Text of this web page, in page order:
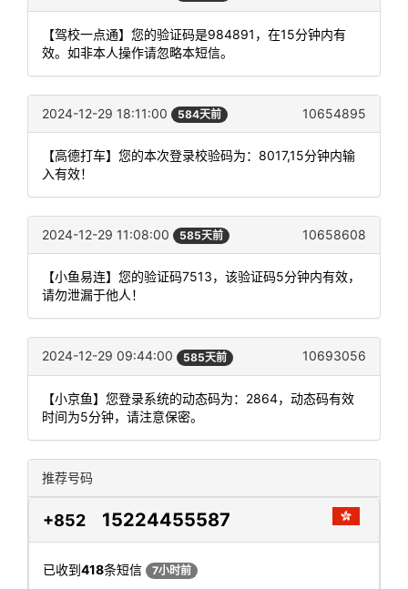
【驾校一点通】您的验证码是984891，在15分钟内有
效。如非本人操作请忽略本短信。
2024-12-29 18:11:00 584天前 10654895
【高德打车】您的本次登录校验码为：8017,15分钟内输
入有效！
2024-12-29 11:08:00 585天前 10658608
【小鱼易连】您的验证码7513，该验证码5分钟内有效，
请勿泄漏于他人！
2024-12-29 09:44:00 585天前 10693056
【小京鱼】您登录系统的动态码为：2864，动态码有效
时间为5分钟，请注意保密。
推荐号码
+852 15224455587
已收到418条短信 7小时前